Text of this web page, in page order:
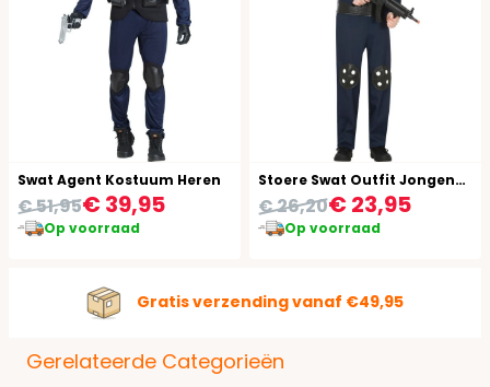
Swat Agent Kostuum Heren
€ 39,95
€ 51,95
Op voorraad
Stoere Swat Outfit Jongens 14-16 Jaar
€ 23,95
€ 26,20
Op voorraad
Gratis verzending vanaf €49,95
Gerelateerde Categorieën